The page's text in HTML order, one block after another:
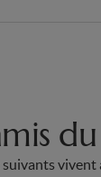
suivants